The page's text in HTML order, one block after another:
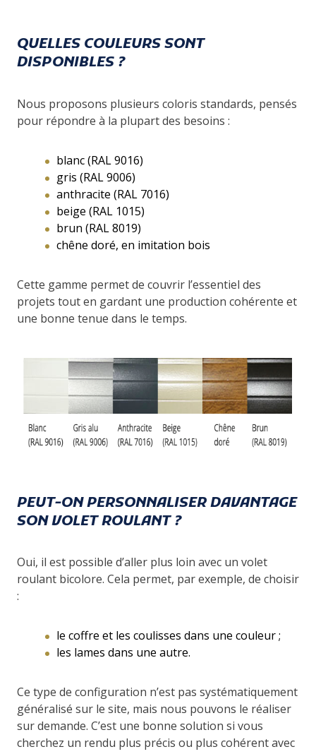
QUELLES COULEURS SONT
DISPONIBLES ?
Nous proposons plusieurs coloris standards, pensés
pour répondre à la plupart des besoins :
blanc (RAL 9016)
gris (RAL 9006)
anthracite (RAL 7016)
beige (RAL 1015)
brun (RAL 8019)
chêne doré, en imitation bois
Cette gamme permet de couvrir l’essentiel des
projets tout en gardant une production cohérente et
une bonne tenue dans le temps.
PEUT-ON PERSONNALISER DAVANTAGE
SON VOLET ROULANT ?
Oui, il est possible d’aller plus loin avec un volet
roulant bicolore. Cela permet, par exemple, de choisir
:
le coffre et les coulisses dans une couleur ;
les lames dans une autre.
Ce type de configuration n’est pas systématiquement
généralisé sur le site, mais nous pouvons le réaliser
sur demande. C’est une bonne solution si vous
cherchez un rendu plus précis ou plus cohérent avec